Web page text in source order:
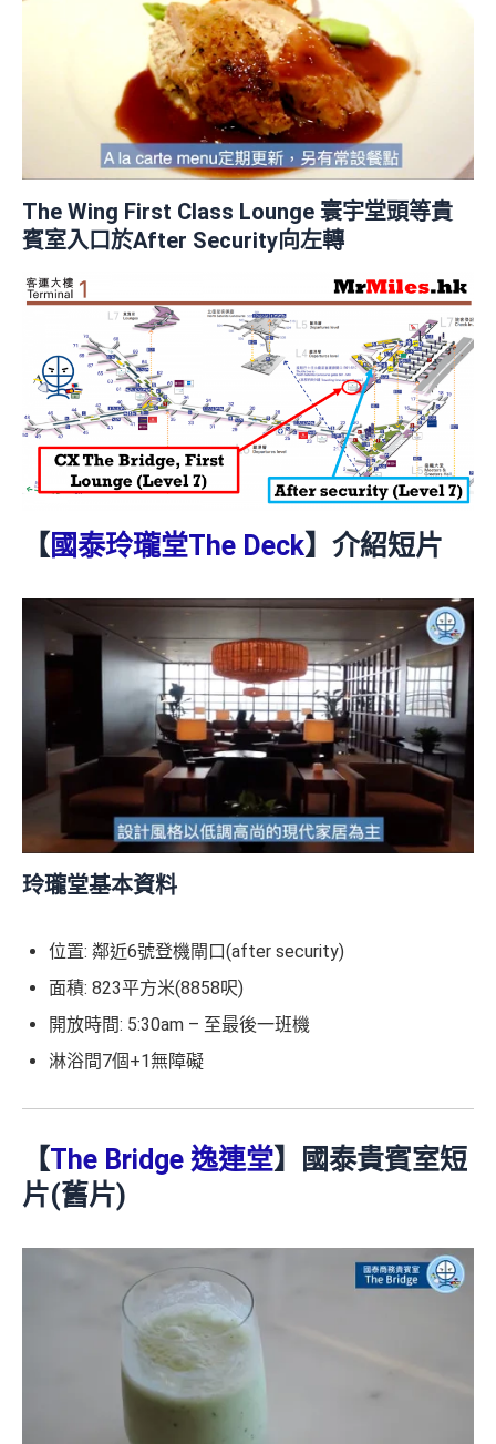
The Wing First Class Lounge 寰宇堂頭等貴
賓室入口於After Security向左轉
【國泰玲瓏堂The Deck】介紹短片
玲瓏堂基本資料
位置: 鄰近6號登機閘口(after security)
面積: 823平方米(8858呎)
開放時間: 5:30am – 至最後一班機
淋浴間7個+1無障礙
【The Bridge 逸連堂】國泰貴賓室短
片(舊片)